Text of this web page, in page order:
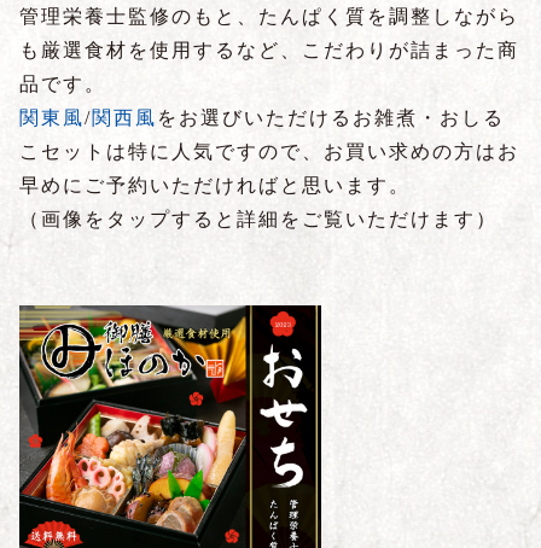
管理栄養士監修のもと、たんぱく質を調整しながら
も厳選食材を使用するなど、こだわりが詰まった商
品です。
関東風/関西風 をお選びいただけるお雑煮・おしる
こセットは特に人気ですので、お買い求めの方はお
早めにご予約いただければと思います。
（画像をタップすると詳細をご覧いただけます）